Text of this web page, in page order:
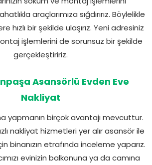
araçlarımıza sığdırırız. Böylelikle
hızlı bir şekilde ulaşırız. Yeni adresiniz
işlemlerini de sorunsuz bir şekilde
gerçekleştiririz.
Asansörlü Evden Eve
Nakliyat
yapmanın birçok avantajı mevcuttur.
nakliyat hizmetleri yer alır asansör ile
binanızın etrafında inceleme yaparız.
evinizin balkonuna ya da camına